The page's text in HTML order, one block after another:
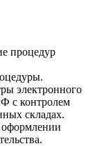
процедур
электронного
с контролем
складах.